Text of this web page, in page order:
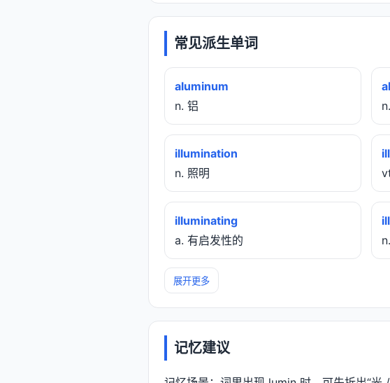
常见派生单词
aluminum
n. 铝
illumination
n. 照明
illuminating
a. 有启发性的
展开更多
记忆建议